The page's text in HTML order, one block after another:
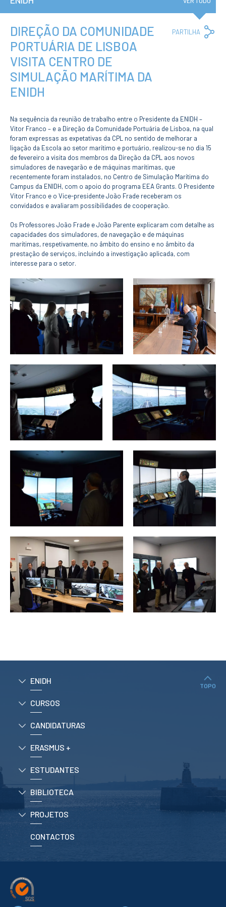
Privacidade e
RGPD
Política de
Avaliação e
Qualidade
Identidade de
Marca
Protocolos
Pública
Canal de Denúncia
Campus
Notícias
Agenda
Centenário ENIDH
Reconhecimento
de Habilitações
Estrangeiras
CURSOS
Mestrados
Licenciaturas
Cursos TeSP
Cursos de Curta
Duração
CANDIDATURAS
Mestrados
Licenciaturas
Cursos TeSP
Internacionais
Reingresso
Preparatórios
ERASMUS +
Erasmus
ESTUDANTES
Informação
Académica
Ação Social
Informática
Desporto Escolar
Apoio ao
Estudante
Guia do
Estudante
Concursos
Projetos
Testemunhos
Serviços
Gestão de
bibliografias
Catálogo ENIDH
Científicas e
Técnicas
Outros Recursos
Sugestões e
PROJETOS
Centros da ENIDH
Investigação e
Desenvolvimento
Projetos
Pedagógicos
DIREÇÃO DA COMUNIDADE
PORTUÁRIA DE LISBOA
VISITA CENTRO DE
SIMULAÇÃO MARÍTIMA DA
ENIDH
PARTILHA
Na sequência da reunião de trabalho entre o Presidente da ENIDH –
Vitor Franco – e a Direção da Comunidade Portuária de Lisboa, na qual
foram expressas as expetativas da CPL no sentido de melhorar a
ligação da Escola ao setor marítimo e portuário, realizou-se no dia 15
de fevereiro a visita dos membros da Direção da CPL aos novos
simuladores de navegarão e de máquinas marítimas, que
recentemente foram instalados, no Centro de Simulação Marítima do
Campus da ENIDH, com o apoio do programa EEA Grants. O Presidente
Vitor Franco e o Vice-presidente João Frade receberam os
convidados e avaliaram possibilidades de cooperação.
Os Professores João Frade e João Parente explicaram com detalhe as
capacidades dos simuladores, de navegação e de máquinas
marítimas, respetivamente, no âmbito do ensino e no âmbito da
prestação de serviços, incluindo a investigação aplicada, com
interesse para o setor.
ENIDH
CURSOS
CANDIDATURAS
ERASMUS +
ESTUDANTES
BIBLIOTECA
PROJETOS
CONTACTOS
TOPO